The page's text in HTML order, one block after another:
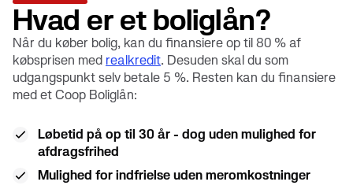
Hvad er et boliglån?
Når du køber bolig, kan du finansiere op til 80 % af
købsprisen med realkredit. Desuden skal du som
udgangspunkt selv betale 5 %. Resten kan du finansiere
med et Coop Boliglån:
Løbetid på op til 30 år - dog uden mulighed for
afdragsfrihed
Mulighed for indfrielse uden meromkostninger